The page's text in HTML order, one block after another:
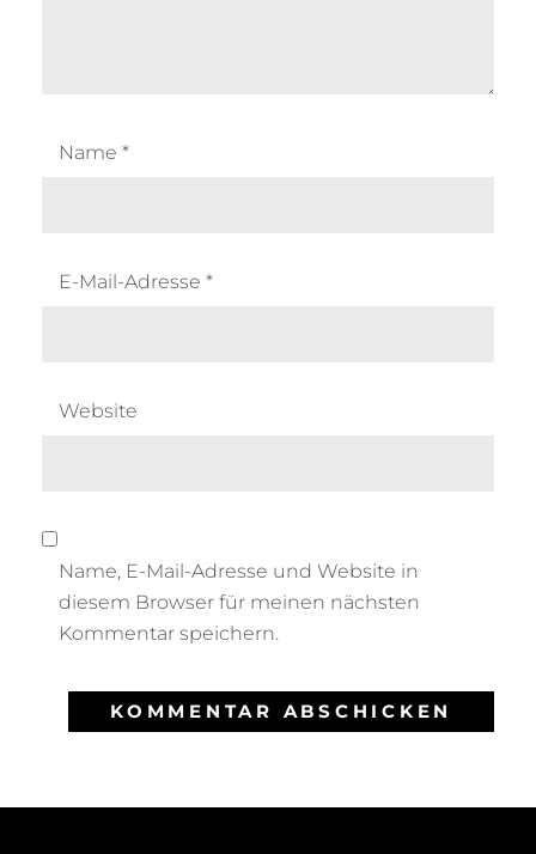
Name *
E-Mail-Adresse *
Website
Name, E-Mail-Adresse und Website in
diesem Browser für meinen nächsten
Kommentar speichern.